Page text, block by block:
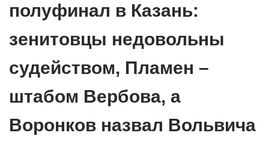
полуфинал в Казань:
зенитовцы недовольны
судейством, Пламен –
штабом Вербова, а
Воронков назвал Вольвича